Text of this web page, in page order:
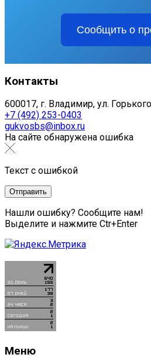
Сообщить о
Контакты
600017, г. Владимир, ул.
+7 (492) 253-0403
gukvosbs@inbox.ru
На сайте обнаружена ошибка
Текст с ошибкой
Нашли ошибку? Сообщите нам!
Выделите и нажмите Ctr+Enter
Меню